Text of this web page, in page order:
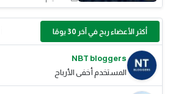
أكثر الأعضاء ربح في آخر 30 يومًا
NBT bloggers
المستخدم أخفى الأرباح